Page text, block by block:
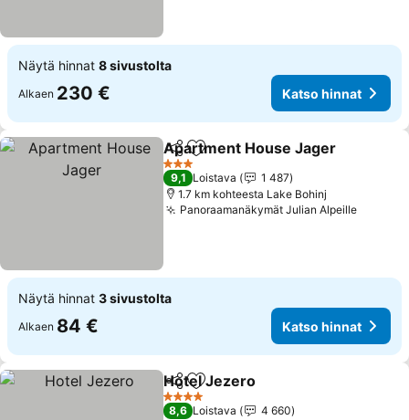
Näytä hinnat 8 sivustolta
Alkaen 230 € Katso hinnat
Jaa Lisää suosikkeihin
Apartment House Jager
3 Tähtiluokitus
9,1 Loistava
1 487
1.7 km kohteesta Lake Bohinj
Panoraamanäkymät Julian AlpeilleKatso
Näytä hinnat 3 sivustolta
Alkaen 84 € Katso hinnat
Jaa Lisää suosikkeihin
Hotel Jezero
4 Tähtiluokitus
8,6 Loistava
4 660